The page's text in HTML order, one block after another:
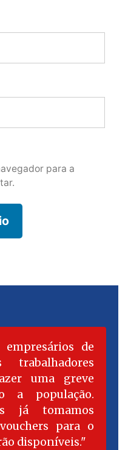
para a
de
uma greve
a população.
já tomamos
para o
disponíveis.